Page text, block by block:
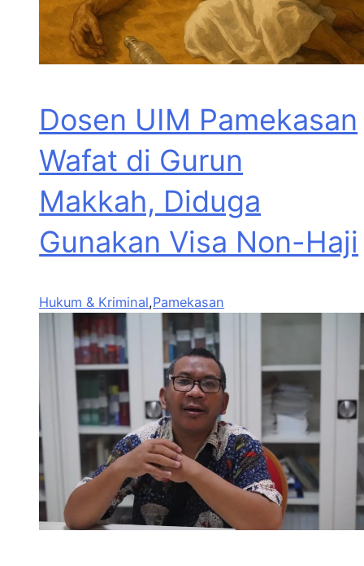
Dosen UIM Pamekasan
Wafat di Gurun
Makkah, Diduga
Gunakan Visa Non-Haji
Hukum & Kriminal,Pamekasan